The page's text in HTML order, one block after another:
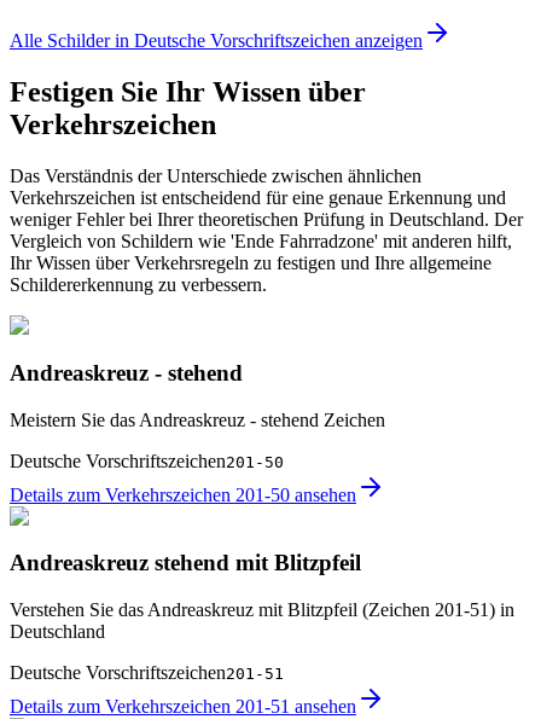
Alle Schilder in Deutsche Vorschriftszeichen anzeigen
Festigen Sie Ihr Wissen über
Verkehrszeichen
Das Verständnis der Unterschiede zwischen ähnlichen
Verkehrszeichen ist entscheidend für eine genaue Erkennung und
weniger Fehler bei Ihrer theoretischen Prüfung in Deutschland. Der
Vergleich von Schildern wie 'Ende Fahrradzone' mit anderen hilft,
Ihr Wissen über Verkehrsregeln zu festigen und Ihre allgemeine
Schildererkennung zu verbessern.
Andreaskreuz - stehend
Meistern Sie das Andreaskreuz - stehend Zeichen
Deutsche Vorschriftszeichen201-50
Details zum Verkehrszeichen 201-50 ansehen
Andreaskreuz stehend mit Blitzpfeil
Verstehen Sie das Andreaskreuz mit Blitzpfeil (Zeichen 201-51) in
Deutschland
Deutsche Vorschriftszeichen201-51
Details zum Verkehrszeichen 201-51 ansehen